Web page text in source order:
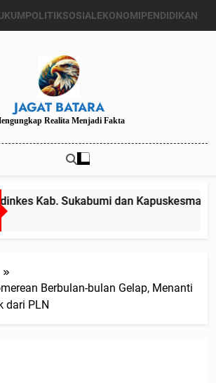
POLITIKSOSIALEKONOMIPENDIDIKAN
JAGAT BATARA
Realita Menjadi Fakta
Kab. Sukabumi dan Kapuskesmas
Berbulan-bulan Gelap, Menanti
dari PLN